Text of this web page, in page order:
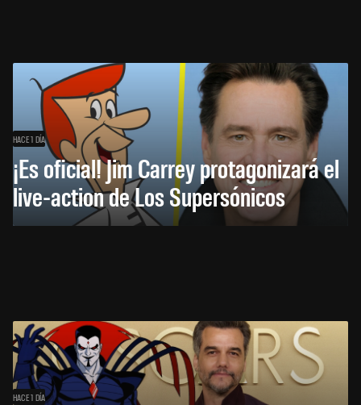
HACE 1 DÍA
¡Es oficial! Jim Carrey protagonizará el
live-action de Los Supersónicos
HACE 1 DÍA